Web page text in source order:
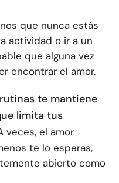
que nunca estás
actividad o ir a un
que alguna vez
encontrar el amor.
te mantiene
limita tus
veces, el amor
te lo esperas,
abierto como